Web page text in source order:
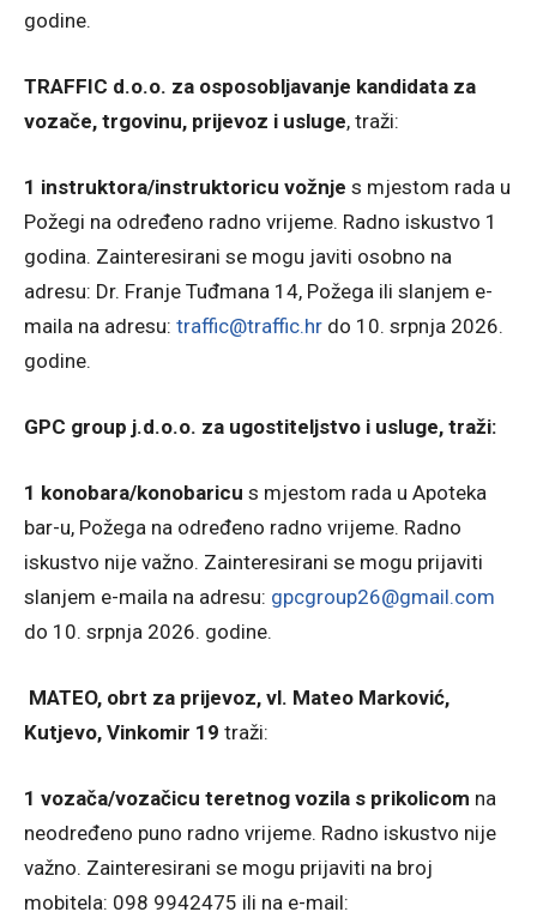
godine.
TRAFFIC d.o.o. za osposobljavanje kandidata za
vozače, trgovinu, prijevoz i usluge, traži:
1 instruktora/instruktoricu vožnje s mjestom rada u
Požegi na određeno radno vrijeme. Radno iskustvo 1
godina. Zainteresirani se mogu javiti osobno na
adresu: Dr. Franje Tuđmana 14, Požega ili slanjem e-
maila na adresu: traffic@traffic.hr do 10. srpnja 2026.
godine.
GPC group j.d.o.o. za ugostiteljstvo i usluge, traži:
1 konobara/konobaricu s mjestom rada u Apoteka
bar-u, Požega na određeno radno vrijeme. Radno
iskustvo nije važno. Zainteresirani se mogu prijaviti
slanjem e-maila na adresu: gpcgroup26@gmail.com
do 10. srpnja 2026. godine.
MATEO, obrt za prijevoz, vl. Mateo Marković,
Kutjevo, Vinkomir 19 traži:
1 vozača/vozačicu teretnog vozila s prikolicom na
neodređeno puno radno vrijeme. Radno iskustvo nije
važno. Zainteresirani se mogu prijaviti na broj
mobitela: 098 9942475 ili na e-mail: